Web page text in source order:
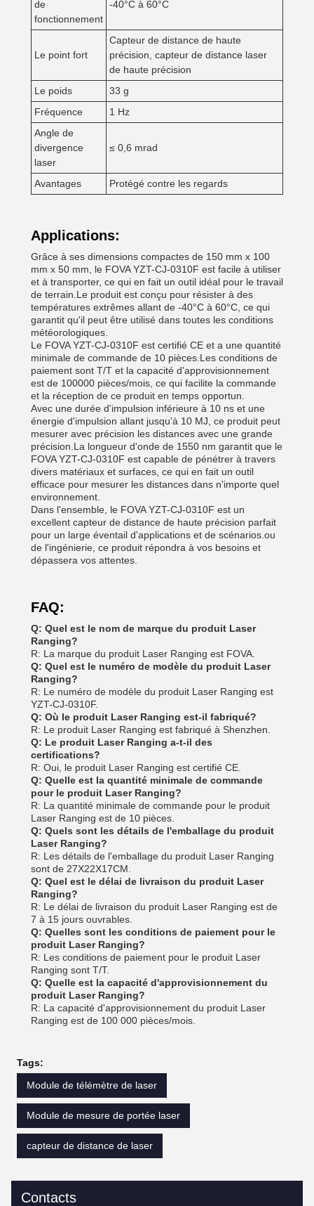
de
fonctionnement
-40°C à 60°C
Le point fort
Capteur de distance de haute
précision, capteur de distance laser
de haute précision
Le poids
33 g
Fréquence
1 Hz
Angle de
divergence
laser
≤ 0,6 mrad
Avantages Protégé contre les regards
Applications:
Grâce à ses dimensions compactes de 150 mm x 100
mm x 50 mm, le FOVA YZT-CJ-0310F est facile à utiliser
et à transporter, ce qui en fait un outil idéal pour le travail
de terrain.Le produit est conçu pour résister à des
températures extrêmes allant de -40°C à 60°C, ce qui
garantit qu'il peut être utilisé dans toutes les conditions
météorologiques.
Le FOVA YZT-CJ-0310F est certifié CE et a une quantité
minimale de commande de 10 pièces.Les conditions de
paiement sont T/T et la capacité d'approvisionnement
est de 100000 pièces/mois, ce qui facilite la commande
et la réception de ce produit en temps opportun.
Avec une durée d'impulsion inférieure à 10 ns et une
énergie d'impulsion allant jusqu'à 10 MJ, ce produit peut
mesurer avec précision les distances avec une grande
précision.La longueur d'onde de 1550 nm garantit que le
FOVA YZT-CJ-0310F est capable de pénétrer à travers
divers matériaux et surfaces, ce qui en fait un outil
efficace pour mesurer les distances dans n'importe quel
environnement.
Dans l'ensemble, le FOVA YZT-CJ-0310F est un
excellent capteur de distance de haute précision parfait
pour un large éventail d'applications et de scénarios.ou
de l'ingénierie, ce produit répondra à vos besoins et
dépassera vos attentes.
FAQ:
Q: Quel est le nom de marque du produit Laser
Ranging?
R: La marque du produit Laser Ranging est FOVA.
Q: Quel est le numéro de modèle du produit Laser
Ranging?
R: Le numéro de modèle du produit Laser Ranging est
YZT-CJ-0310F.
Q: Où le produit Laser Ranging est-il fabriqué?
R: Le produit Laser Ranging est fabriqué à Shenzhen.
Q: Le produit Laser Ranging a-t-il des
certifications?
R: Oui, le produit Laser Ranging est certifié CE.
Q: Quelle est la quantité minimale de commande
pour le produit Laser Ranging?
R: La quantité minimale de commande pour le produit
Laser Ranging est de 10 pièces.
Q: Quels sont les détails de l'emballage du produit
Laser Ranging?
R: Les détails de l'emballage du produit Laser Ranging
sont de 27X22X17CM.
Q: Quel est le délai de livraison du produit Laser
Ranging?
R: Le délai de livraison du produit Laser Ranging est de
7 à 15 jours ouvrables.
Q: Quelles sont les conditions de paiement pour le
produit Laser Ranging?
R: Les conditions de paiement pour le produit Laser
Ranging sont T/T.
Q: Quelle est la capacité d'approvisionnement du
produit Laser Ranging?
R: La capacité d'approvisionnement du produit Laser
Ranging est de 100 000 pièces/mois.
Tags:
Module de télémètre de laser
Module de mesure de portée laser
capteur de distance de laser
Contacts